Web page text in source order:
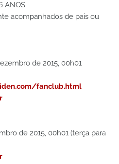
ANOS
acompanhados de pais ou
de 2015, 00h01
fanclub.html
de 2015, 00h01 (terça para